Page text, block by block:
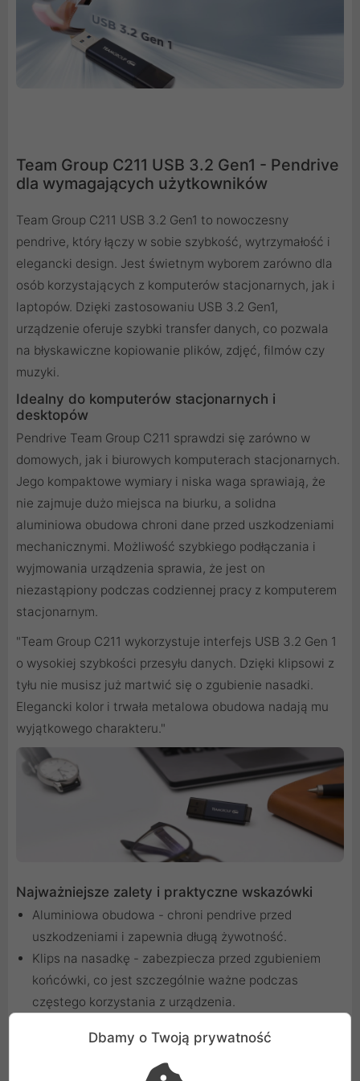
Team Group C211 USB 3.2 Gen1 - Pendrive
dla wymagających użytkowników
Team Group C211 USB 3.2 Gen1 to nowoczesny
pendrive, który łączy w sobie szybkość, wytrzymałość i
elegancki design. Jest świetnym wyborem zarówno dla
osób korzystających z komputerów stacjonarnych, jak i
laptopów. Dzięki zastosowaniu USB 3.2 Gen1,
urządzenie oferuje szybki transfer danych, co pozwala
na błyskawiczne kopiowanie plików, zdjęć, filmów czy
muzyki.
Idealny do komputerów stacjonarnych i
desktopów
Pendrive Team Group C211 sprawdzi się zarówno w
domowych, jak i biurowych komputerach stacjonarnych.
Jego kompaktowe wymiary i niska waga sprawiają, że
nie zajmuje dużo miejsca na biurku, a solidna
aluminiowa obudowa chroni dane przed uszkodzeniami
mechanicznymi. Możliwość szybkiego podłączania i
wyjmowania urządzenia sprawia, że jest on
niezastąpiony podczas codziennej pracy z komputerem
stacjonarnym.
"Team Group C211 wykorzystuje interfejs USB 3.2 Gen 1
o wysokiej szybkości przesyłu danych. Dzięki klipsowi z
tyłu nie musisz już martwić się o zgubienie nasadki.
Elegancki kolor i trwała metalowa obudowa nadają mu
wyjątkowego charakteru."
Najważniejsze zalety i praktyczne wskazówki
Aluminiowa obudowa - chroni pendrive przed
uszkodzeniami i zapewnia długą żywotność.
Klips na nasadkę - zabezpiecza przed zgubieniem
końcówki, co jest szczególnie ważne podczas
częstego korzystania z urządzenia.
dzięki czemu wiesz, kiedy można bezpiecznie
Dbamy o Twoją prywatność